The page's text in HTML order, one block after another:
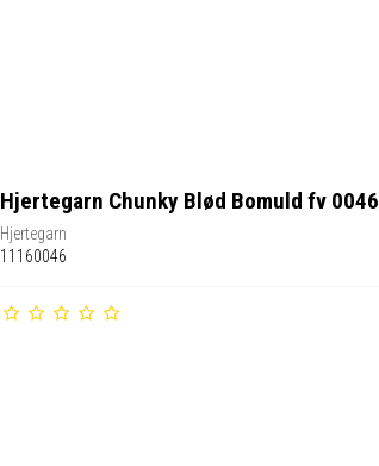
Hjertegarn Chunky Blød Bomuld fv 0046
Hjertegarn
11160046